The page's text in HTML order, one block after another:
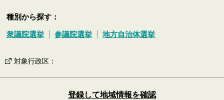
種別から探す：
衆議院選挙 参議院選挙 地方自治体選挙
対象行政区 ：
登録して地域情報を確認